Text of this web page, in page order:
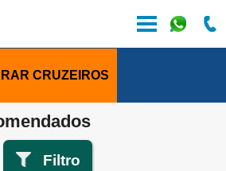
CRUZEIROS
Filtro